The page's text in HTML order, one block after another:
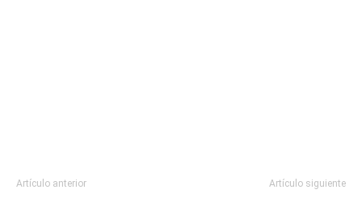
Artículo anterior Artículo siguiente